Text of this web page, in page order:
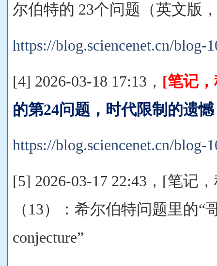
尔伯特的 23个问题（英文版
https://blog.sciencenet.cn/blog-
[4] 2026-03-18 17:13， [笔记
的第24问题，时代限制的遗憾
https://blog.sciencenet.cn/blog-
[5] 2026-03-17 22:43，[笔记
（13）：希尔伯特问题里的“
conjecture”